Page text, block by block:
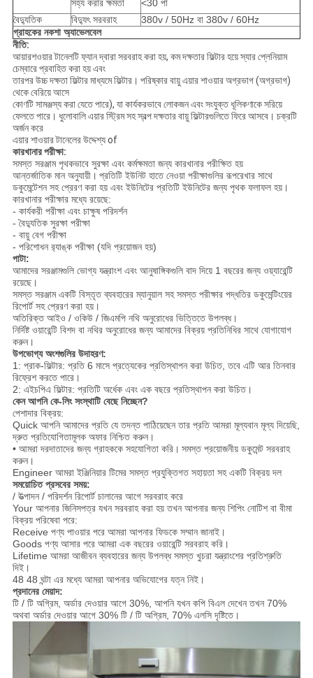
সহ্য করার ক্ষমতা
<30 পা
বৈদ্যুতিক
বিদ্যুৎ সরবরাহ
380v / 50Hz বা 380v / 60Hz
গ্রাহকের নকশা অ্যাভেলবেল
নীতি:
আয়ারশওয়ার টানেলটি ফ্যান দ্বারা সরবরাহ করা হয়, কম দক্ষতার ফিল্টার হয়ে স্যার প্লেনিয়াম
চেম্বারে প্রবাহিত করা হয় এবং
তারপর উচ্চ দক্ষতা ফিল্টার মাধ্যমে ফিল্টার। পরিষ্কার বায়ু এয়ার শাওয়ার অগ্রভাগ (অগ্রভাগ)
থেকে বেরিয়ে আসে
কোণটি সামঞ্জস্য করা যেতে পারে), যা কার্যকরভাবে লোকজন এবং সংযুক্ত ধূলিকণাকে সরিয়ে
ফেলতে পারে। ধুলোবালি এয়ার স্ট্রিম সহ স্বল্প দক্ষতার বায়ু ফিল্টারগুলিতে ফিরে আসবে। চক্রটি
অর্জন করে
এয়ার শাওয়ার টানেলের উদ্দেশ্য of
কারখানার পরীক্ষা:
সমস্ত সরঞ্জাম পৃথকভাবে সুরক্ষা এবং কর্মক্ষমতা জন্য কারখানার পরীক্ষিত হয়
আন্তর্জাতিক মান অনুযায়ী। প্রতিটি ইউনিট হাতে নেওয়া পরীক্ষাগুলির রূপরেখার সাথে
ডকুমেন্টেশন সহ প্রেরণ করা হয় এবং ইউনিটের প্রতিটি ইউনিটের জন্য পৃথক ফলাফল হয়।
কারখানার পরীক্ষার মধ্যে রয়েছে:
- কার্যকরী পরীক্ষা এবং চাক্ষুষ পরিদর্শন
- বৈদ্যুতিক সুরক্ষা পরীক্ষা
- বায়ু বেগ পরীক্ষা
- পরিশোধন র‌্যাঙ্ক পরীক্ষা (যদি প্রয়োজন হয়)
পাটা:
আমাদের সরঞ্জামগুলি ভোগ্য যন্ত্রাংশ এবং আনুষাঙ্গিকগুলি বাদ দিয়ে 1 বছরের জন্য ওয়্যারেন্টি
রয়েছে।
সমস্ত সরঞ্জাম একটি বিস্তৃত ব্যবহারের ম্যানুয়াল সহ সমস্ত পরীক্ষার পদ্ধতির ডকুমেন্টিংয়ের
রিপোর্ট সহ প্রেরণ করা হয়।
অতিরিক্ত আইও / ওকিউ / জিএমপি নথি অনুরোধের ভিত্তিতে উপলব্ধ।
নির্দিষ্ট ওয়ারেন্টি বিশদ বা নথির অনুরোধের জন্য আমাদের বিক্রয় প্রতিনিধির সাথে যোগাযোগ
করুন।
উপভোগ্য অংশগুলির উদাহরণ:
1: প্রাক-ফিল্টার: প্রতি 6 মাসে প্রত্যেকের প্রতিস্থাপন করা উচিত, তবে এটি আর তিনবার
রিফ্রেশ করতে পারে।
2: এইচপিএ ফিল্টার: প্রতিটি অর্ধেক এবং এক বছরে প্রতিস্থাপন করা উচিত।
কেন আপনি কে-লিং সংস্থাটি বেছে নিচ্ছেন?
পেশাদার বিক্রয়:
Quick আপনি আমাদের প্রতি যে তদন্ত পাঠিয়েছেন তার প্রতি আমরা মূল্যবান মূল্য দিয়েছি,
দ্রুত প্রতিযোগিতামূলক অফার নিশ্চিত করুন।
• আমরা দরদাতাদের জন্য গ্রাহককে সহযোগিতা করি। সমস্ত প্রয়োজনীয় ডকুমেন্ট সরবরাহ
করুন।
Engineer আমরা ইঞ্জিনিয়ার টিমের সমস্ত প্রযুক্তিগত সহায়তা সহ একটি বিক্রয় দল
সময়োচিত প্রসবের সময়:
/ উত্পাদন / পরিদর্শন রিপোর্ট চালানের আগে সরবরাহ করে
Your আপনার জিনিসপত্র যখন সরবরাহ করা হয় তখন আপনার জন্য শিপিং নোটিশ বা বীমা
বিক্রয় পরিষেবা পরে:
Receive পণ্য পাওয়ার পরে আমরা আপনার ফিডকে সম্মান জানাই।
Goods পণ্য আসার পরে আমরা এক বছরের ওয়ারেন্টি সরবরাহ করি।
Lifetime আমরা আজীবন ব্যবহারের জন্য উপলব্ধ সমস্ত খুচরা যন্ত্রাংশের প্রতিশ্রুতি
দিই।
48 48 ঘন্টা এর মধ্যে আমরা আপনার অভিযোগের যত্ন নিই।
প্রদানের মেয়াদ:
টি / টি অগ্রিম, অর্ডার দেওয়ার আগে 30%, আপনি যখন কপি বিএল দেখেন তখন 70%
অথবা অর্ডার দেওয়ার আগে 30% টি / টি অগ্রিম, 70% এলসি দৃষ্টিতে।